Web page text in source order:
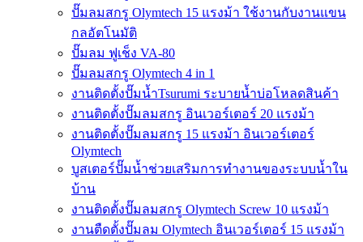
ปั๊มลมสกรู Olymtech 15 แรงม้า ใช้งานกับงานแขน
กลอัตโนมัติ
ปั๊มลม ฟูเช็ง VA-80
ปั๊มลมสกรู Olymtech 4 in 1
งานติดตั้งปั๊มน้ำTsurumi ระบายน้ำบ่อโหลดสินค้า
งานติดตั้งปั๊มลมสกรู อินเวอร์เตอร์ 20 แรงม้า
งานติดตั้งปั๊มลมสกรู 15 แรงม้า อินเวอร์เตอร์
Olymtech
บูสเตอร์ปั๊มน้ำช่วยเสริมการทำงานของระบบน้ำใน
บ้าน
งานติดตั้งปั๊มลมสกรู Olymtech Screw 10 แรงม้า
งานตืดตั้งปั๊มลม Olymtech อินเวอร์เตอร์ 15 แรงม้า